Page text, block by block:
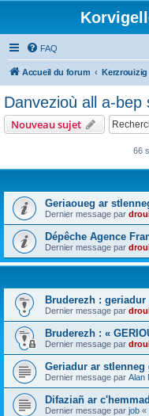
FAQ
Accueil du forum
Danvezioù all a-bep
Nouveau sujet
66
Geriaoueg ar
Dernier message par
Dépêche Agence
Dernier message par
Bruderezh : geriadur
Dernier message par
Bruderezh : «
Dernier message par
Geriadur ar
Dernier message par Alan
Difaziañ ar
Dernier message par job «